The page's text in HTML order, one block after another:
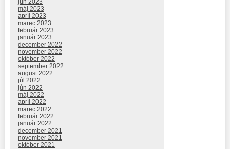
jún 2023
máj 2023
apríl 2023
marec 2023
február 2023
január 2023
december 2022
november 2022
október 2022
september 2022
august 2022
júl 2022
jún 2022
máj 2022
apríl 2022
marec 2022
február 2022
január 2022
december 2021
november 2021
október 2021